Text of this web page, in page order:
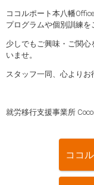
ココルポート本八幡
プログラムや個別訓練を
少しでもご興味・ご関
いませ。
スタッフ一同、心よりお
就労移行支援事業所
ココ